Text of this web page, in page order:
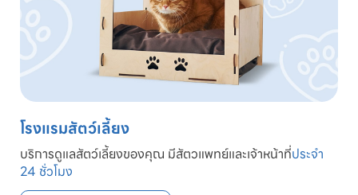
โรงแรมสัตว์เลี้ยง
บริการดูแลสัตว์เลี้ยงของคุณ มีสัตวแพทย์และเจ้าหน้าที่ประจำ
24 ชั่วโมง